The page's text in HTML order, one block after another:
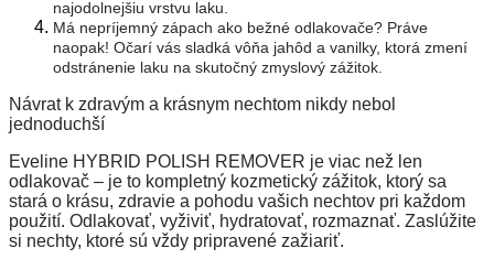
najodolnejšiu vrstvu laku.
Má nepríjemný zápach ako bežné odlakovače? Práve
naopak! Očarí vás sladká vôňa jahôd a vanilky, ktorá zmení
odstránenie laku na skutočný zmyslový zážitok.
Návrat k zdravým a krásnym nechtom nikdy nebol
jednoduchší
Eveline HYBRID POLISH REMOVER je viac než len
odlakovač – je to kompletný kozmetický zážitok, ktorý sa
stará o krásu, zdravie a pohodu vašich nechtov pri každom
použití. Odlakovať, vyživiť, hydratovať, rozmaznať. Zaslúžite
si nechty, ktoré sú vždy pripravené zažiariť.